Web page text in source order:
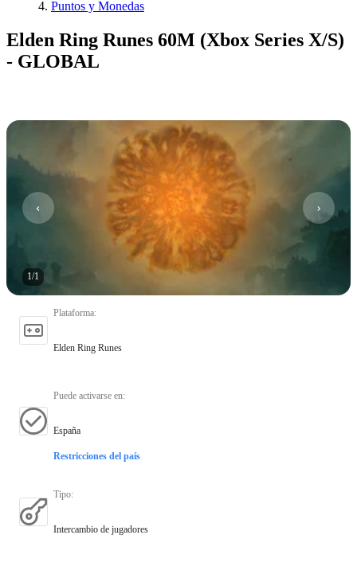
Puntos y Monedas
Elden Ring Runes 60M (Xbox Series X/S)
- GLOBAL
1/1
Plataforma:
Elden Ring Runes
Puede activarse en:
España
Restricciones del país
Tipo:
Intercambio de jugadores